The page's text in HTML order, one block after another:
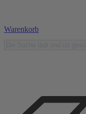
Warenkorb